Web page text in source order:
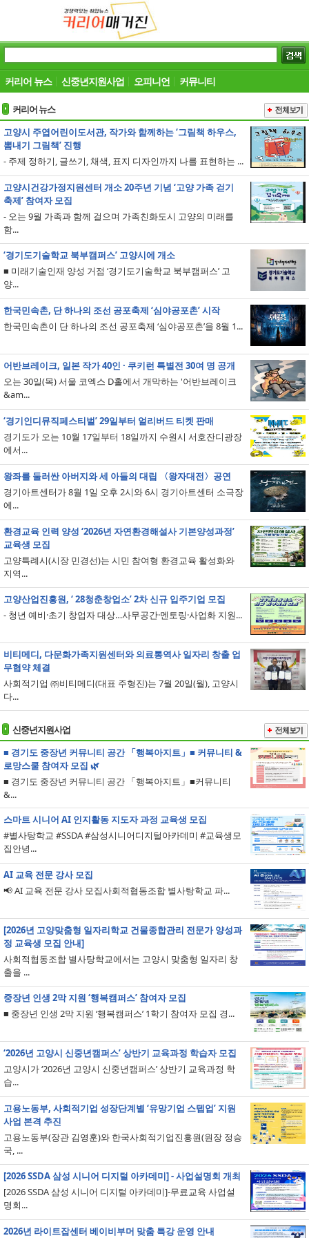
커리어 뉴스 신중년지원사업 오피니언 커뮤니티
커리어 뉴스
고양시 주엽어린이도서관, 작가와 함께하는 ‘그림책 하우스,
뽐내기 그림책’ 진행
- 주제 정하기, 글쓰기, 채색, 표지 디자인까지 나를 표현하는 ...
고양시건강가정지원센터 개소 20주년 기념 ‘고양 가족 걷기
축제’ 참여자 모집
- 오는 9월 가족과 함께 걸으며 가족친화도시 고양의 미래를
함...
‘경기도기술학교 북부캠퍼스’ 고양시에 개소
■ 미래기술인재 양성 거점 ‘경기도기술학교 북부캠퍼스’ 고
양...
한국민속촌, 단 하나의 조선 공포축제 ‘심야공포촌’ 시작
한국민속촌이 단 하나의 조선 공포축제 ‘심야공포촌’을 8월 1...
어반브레이크, 일본 작가 40인 · 쿠키런 특별전 30여 명 공개
오는 30일(목) 서울 코엑스 D홀에서 개막하는 '어반브레이크
&am...
‘경기인디뮤직페스티벌’ 29일부터 얼리버드 티켓 판매
경기도가 오는 10월 17일부터 18일까지 수원시 서호잔디광장
에서...
왕좌를 둘러싼 아버지와 세 아들의 대립 〈왕자대전〉공연
경기아트센터가 8월 1일 오후 2시와 6시 경기아트센터 소극장
에...
환경교육 인력 양성 ‘2026년 자연환경해설사 기본양성과정’
교육생 모집
고양특례시(시장 민경선)는 시민 참여형 환경교육 활성화와
지역...
고양산업진흥원, ‘ 28청춘창업소’ 2차 신규 입주기업 모집
- 청년 예비·초기 창업자 대상…사무공간·멘토링·사업화 지원...
비티메디, 다문화가족지원센터와 의료통역사 일자리 창출 업
무협약 체결
사회적기업 ㈜비티메디(대표 주형진)는 7월 20일(월), 고양시
다...
신중년지원사업
■ 경기도 중장년 커뮤니티 공간 「행복아지트」■ 커뮤니티 &
로망스쿨 참여자 모집 🌿
■ 경기도 중장년 커뮤니티 공간 「행복아지트」■커뮤니티
&...
스마트 시니어 AI 인지활동 지도자 과정 교육생 모집
#별사탕학교 #SSDA #삼성시니어디지털아카데미 #교육생모
집안녕...
AI 교육 전문 강사 모집
📢 AI 교육 전문 강사 모집사회적협동조합 별사탕학교 파...
[2026년 고양맞춤형 일자리학교 건물종합관리 전문가 양성과
정 교육생 모집 안내]
사회적협동조합 별사탕학교에서는 고양시 맞춤형 일자리 창
출을 ...
중장년 인생 2막 지원 ‘행복캠퍼스’ 참여자 모집
■ 중장년 인생 2막 지원 ‘행복캠퍼스’ 1학기 참여자 모집 경...
‘2026년 고양시 신중년캠퍼스’ 상반기 교육과정 학습자 모집
고양시가 ‘2026년 고양시 신중년캠퍼스’ 상반기 교육과정 학
습...
고용노동부, 사회적기업 성장단계별 ‘유망기업 스텝업’ 지원
사업 본격 추진
고용노동부(장관 김영훈)와 한국사회적기업진흥원(원장 정승
국, ...
[2026 SSDA 삼성 시니어 디지털 아카데미] - 사업설명회 개최
[2026 SSDA 삼성 시니어 디지털 아카데미]-무료교육 사업설
명회...
2026년 라이트잡센터 베이비부머 맞춤 특강 운영 안내